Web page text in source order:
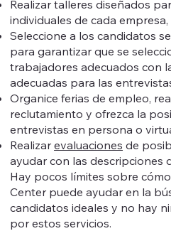
Realizar talleres diseñados
individuales de cada empresa,
Seleccione a los candidatos
para garantizar que se
trabajadores adecuados con
adecuadas para las
Organice ferias de empleo,
reclutamiento y ofrezca la
entrevistas en persona o
Realizarevaluaciones de
ayudar con las descripciones
Hay pocos límites sobre
Center puede ayudar en la
candidatos ideales y no hay
por estos servicios.